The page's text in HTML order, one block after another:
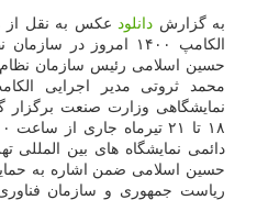
به گزارش دانلود عکس به نقل از
الکامپ ۱۴۰۰ امروز در
حسین اسلامی رئیس سازمان نظام
محمد ثروتی مدیر اجرایی
نمایشگاهی وزارت صنعت برگزار
دائمی نمایشگاه های بین المللی
حسین اسلامی ضمن اشاره به
ریاست جمهوری و سازمان